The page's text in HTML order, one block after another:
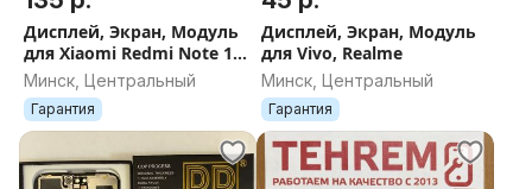
Дисплей, Экран, Модуль
для Xiaomi Redmi Note 11
/ Note 11 Pro
Минск, Центральный
Гарантия
Дисплей, Экран, Модуль
для Vivo, Realme
Минск, Центральный
Гарантия